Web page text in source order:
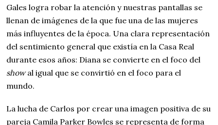
Gales logra robar la atención y nuestras pantallas se
llenan de imágenes de la que fue una de las mujeres
más influyentes de la época. Una clara representación
del sentimiento general que existía en la Casa Real
durante esos años: Diana se convierte en el foco del
showal igual que se convirtió en el foco para el
mundo.
La lucha de Carlos por crear una imagen positiva de su
pareja Camila Parker Bowles se representa de forma